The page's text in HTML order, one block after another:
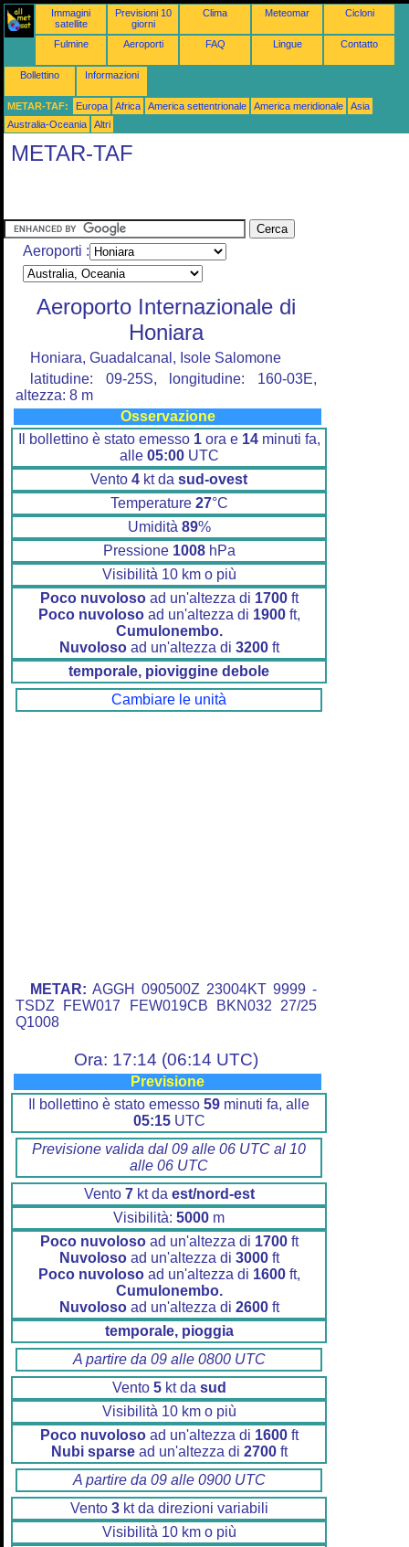
Immagini
satellite
Previsioni 10
giorni
Clima Meteomar Cicloni
Fulmine Aeroporti FAQ Lingue Contatto
Bollettino Informazioni
METAR-TAF: Europa Africa America settentrionale America meridionale
Asia
Australia-Oceania
Altri
METAR-TAF
Aeroporti :
Aeroporto Internazionale di
Honiara
Honiara, Guadalcanal, Isole Salomone
latitudine: 09-25S, longitudine: 160-03E,
altezza: 8 m
Osservazione
Il bollettino è stato emesso 1ora e 14minuti fa,
alle 05:00UTC
Vento 4 kt da sud-ovest
Temperature 27°C
Umidità 89%
Pressione 1008hPa
Visibilità 10 km o più
Poco nuvolosoad un'altezza di 1700ft
Poco nuvolosoad un'altezza di 1900ft,
Cumulonembo.
Nuvolosoad un'altezza di 3200ft
temporale, pioviggine debole
Cambiare le unità
METAR: AGGH 090500Z 23004KT 9999 -
TSDZ FEW017 FEW019CB BKN032 27/25
Q1008
Ora: 17:14 (06:14 UTC)
Previsione
Il bollettino è stato emesso 59 minuti fa, alle
05:15UTC
Previsione valida dal 09 alle 06 UTC al 10
alle 06 UTC
Vento 7kt da est/nord-est
Visibilità: 5000 m
Poco nuvolosoad un'altezza di 1700ft
Nuvolosoad un'altezza di 3000ft
Poco nuvolosoad un'altezza di 1600ft,
Cumulonembo.
Nuvolosoad un'altezza di 2600ft
temporale, pioggia
A partire da 09 alle 0800 UTC
Vento 5kt da sud
Visibilità 10 km o più
Poco nuvolosoad un'altezza di 1600ft
Nubi sparsead un'altezza di 2700ft
A partire da 09 alle 0900 UTC
Vento 3kt da direzioni variabili
Visibilità 10 km o più